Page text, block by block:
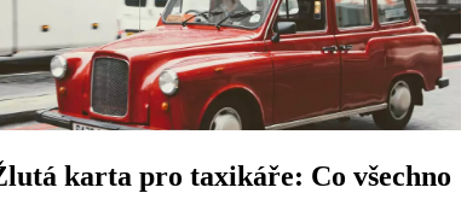
karta pro taxikáře: Co všechno